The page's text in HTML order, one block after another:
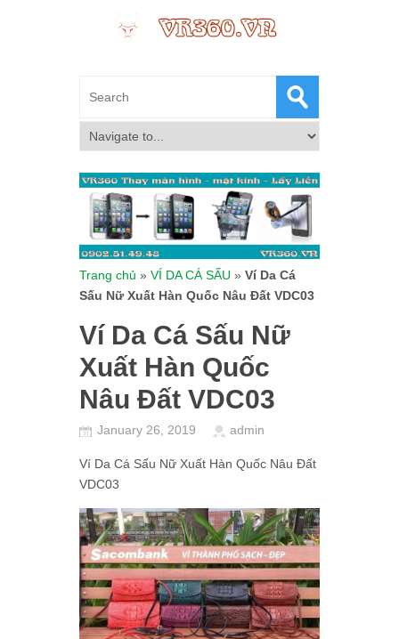
Trang chủ » VÍ DA CÁ SẤU » Ví Da Cá
Sấu Nữ Xuất Hàn Quốc Nâu Đất VDC03
Ví Da Cá Sấu Nữ
Xuất Hàn Quốc
Nâu Đất VDC03
January 26, 2019 admin
Ví Da Cá Sấu Nữ Xuất Hàn Quốc Nâu Đất
VDC03